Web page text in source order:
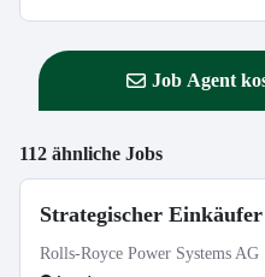
Job Agent
112 ähnliche Jobs
Strategischer
Rolls-Royce Power Systems AG